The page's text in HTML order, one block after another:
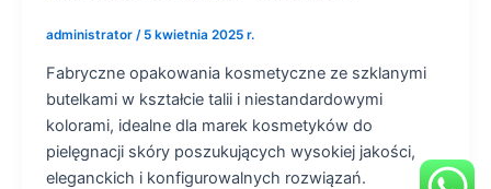
administrator / 5 kwietnia 2025 r.
Fabryczne opakowania kosmetyczne ze szklanymi
butelkami w kształcie talii i niestandardowymi
kolorami, idealne dla marek kosmetyków do
pielęgnacji skóry poszukujących wysokiej jakości,
eleganckich i konfigurowalnych rozwiązań.